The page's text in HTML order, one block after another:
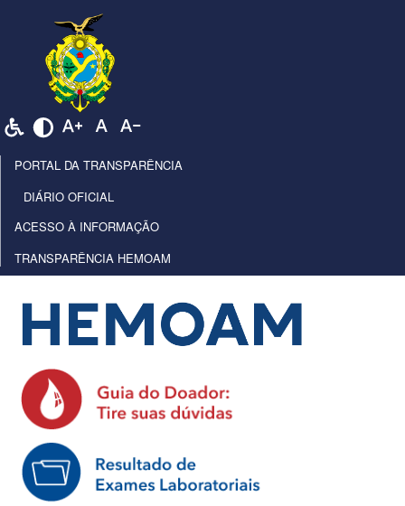
PORTAL DA TRANSPARÊNCIA
DIÁRIO OFICIAL
ACESSO À INFORMAÇÃO
TRANSPARÊNCIA HEMOAM